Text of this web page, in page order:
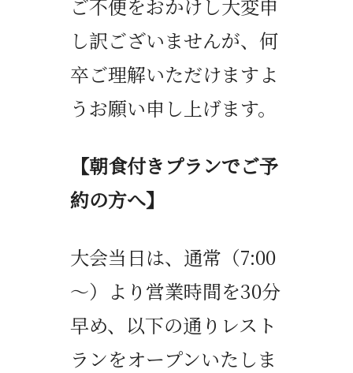
ご不便をおかけし大変申
し訳ございませんが、何
卒ご理解いただけますよ
うお願い申し上げます。
【朝食付きプランでご予
約の方へ】
大会当日は、通常（7:00
～）より営業時間を30分
早め、以下の通りレスト
ランをオープンいたしま